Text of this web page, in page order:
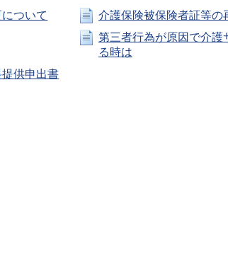
ついて
介護保険被保険者証等の
第三者行為が原因で介護
る時は
供申出書